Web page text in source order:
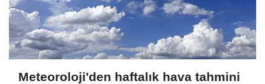
Meteoroloji'den haftalık hava tahmini